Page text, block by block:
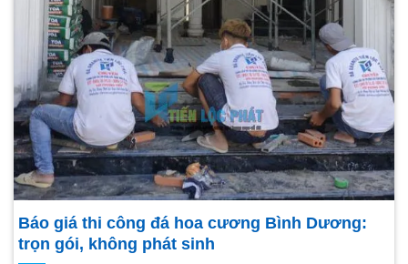
Báo giá thi công đá hoa cương Bình Dương:
trọn gói, không phát sinh